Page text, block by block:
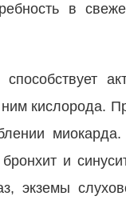
в
кислорода.
и
экземы